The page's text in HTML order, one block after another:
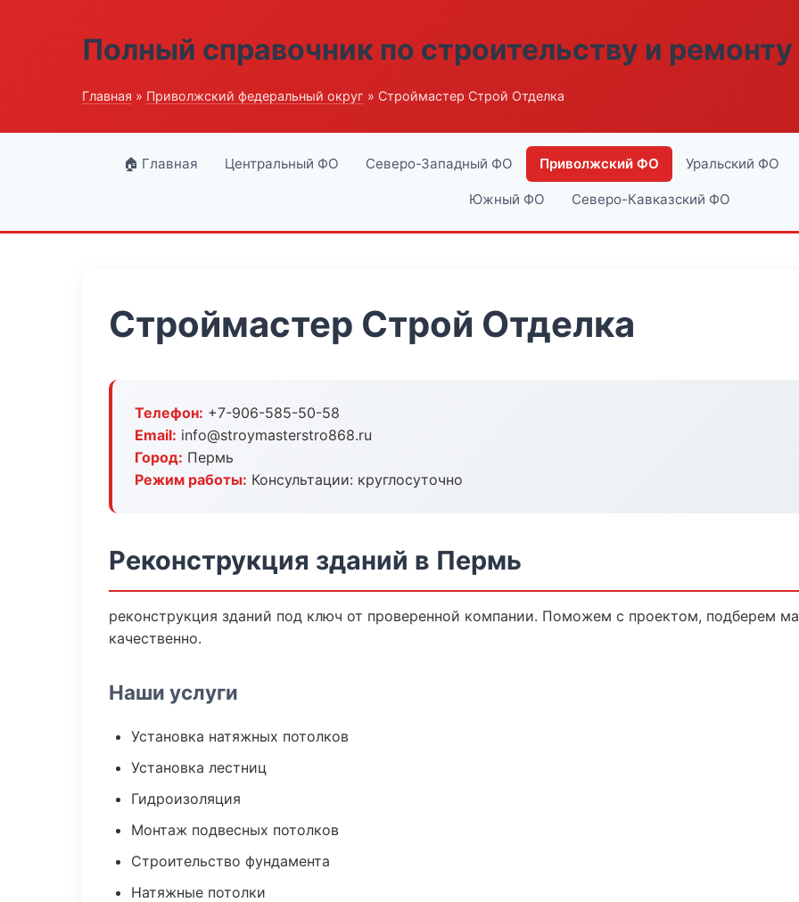
Полный справочник по строительству и ремонту
Главная » Приволжский федеральный округ » Строймастер Строй Отделка
🏠 Главная Центральный ФО Северо-Западный ФО Приволжский ФО Уральский ФО
Южный ФО Северо-Кавказский ФО
Строймастер Строй Отделка
Телефон: +7-906-585-50-58
Email: info@stroymasterstro868.ru
Город: Пермь
Режим работы: Консультации: круглосуточно
Реконструкция зданий в Пермь
реконструкция зданий под ключ от проверенной компании. Поможем с проектом, подберем
качественно.
Наши услуги
Установка натяжных потолков
Установка лестниц
Гидроизоляция
Монтаж подвесных потолков
Строительство фундамента
Натяжные потолки